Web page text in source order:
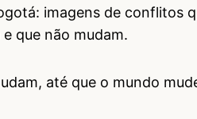
imagens de conflitos
que não mudam.
até que o mundo